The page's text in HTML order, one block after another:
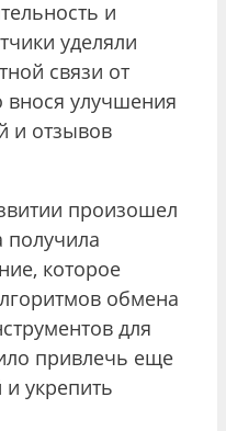
и
уделяли
связи от
внося улучшения
и отзывов
произошел
получила
которое
обмена
для
привлечь еще
укрепить